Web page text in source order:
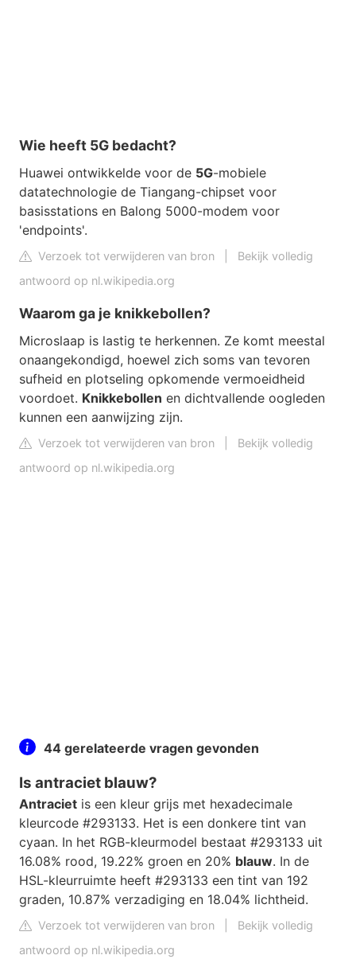
Wie heeft 5G bedacht?
Huawei ontwikkelde voor de 5G-mobiele
datatechnologie de Tiangang-chipset voor
basisstations en Balong 5000-modem voor
'endpoints'.
Verzoek tot verwijderen van bron
Bekijk volledig
antwoord op nl.wikipedia.org
Waarom ga je knikkebollen?
Microslaap is lastig te herkennen. Ze komt meestal
onaangekondigd, hoewel zich soms van tevoren
sufheid en plotseling opkomende vermoeidheid
voordoet. Knikkebollen en dichtvallende oogleden
kunnen een aanwijzing zijn.
Verzoek tot verwijderen van bron
Bekijk volledig
antwoord op nl.wikipedia.org
44 gerelateerde vragen gevonden
Is antraciet blauw?
Antraciet is een kleur grijs met hexadecimale
kleurcode #293133. Het is een donkere tint van
cyaan. In het RGB-kleurmodel bestaat #293133 uit
16.08% rood, 19.22% groen en 20% blauw. In de
HSL-kleurruimte heeft #293133 een tint van 192
graden, 10.87% verzadiging en 18.04% lichtheid.
Verzoek tot verwijderen van bron
Bekijk volledig
antwoord op nl.wikipedia.org